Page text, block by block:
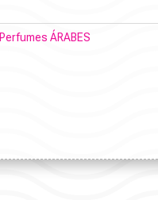
Perfumes ÁRABES